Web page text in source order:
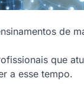
de
que
a esse tempo.